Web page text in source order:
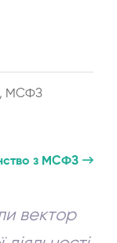
МСФЗ
з МСФЗ
вектор